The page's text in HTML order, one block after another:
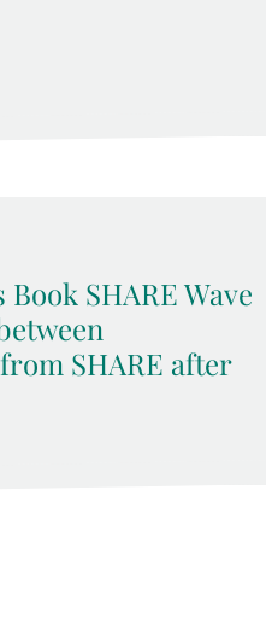
SHARE Wave
SHARE after